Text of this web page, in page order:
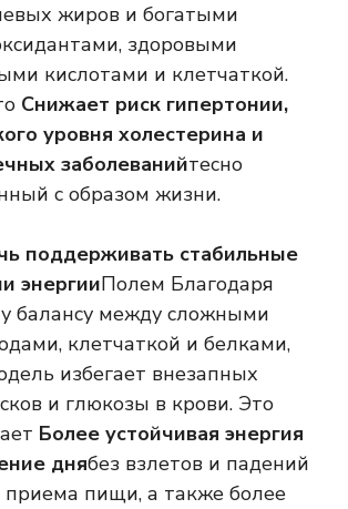
жиров и богатыми
здоровыми
кислотами и клетчаткой.
Снижает риск гипертонии,
уровня холестерина и
заболеванийтесно
с образом жизни.
поддерживать стабильные
энергииПолем Благодаря
балансу между сложными
клетчаткой и белками,
избегает внезапных
и глюкозы в крови. Это
Более устойчивая энергия
днябез взлетов и падений
приема пищи, а также более